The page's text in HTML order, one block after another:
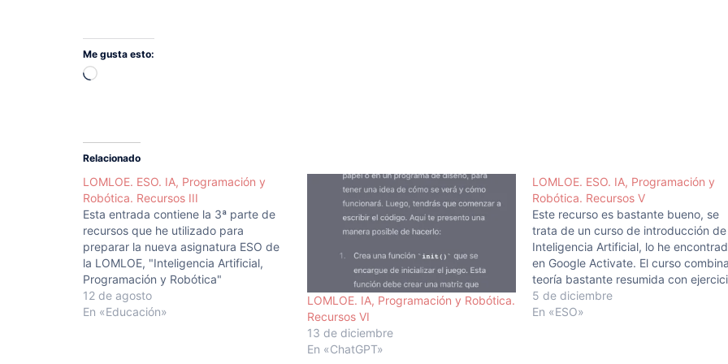
Me gusta esto:
Cargando...
Relacionado
LOMLOE. ESO. IA, Programación y
Robótica. Recursos III
Esta entrada contiene la 3ª parte de
recursos que he utilizado para
preparar la nueva asignatura ESO de
la LOMLOE, "Inteligencia Artificial,
Programación y Robótica"
Fundamentos de la IA: Cómo aprende
nuestro cerebro - Daniel Rocandio
12 de agosto
En «Educación»
LOMLOE. IA, Programación y Robótica.
Recursos VI
13 de diciembre
En «ChatGPT»
LOMLOE. ESO. IA, Programación y
Robótica. Recursos V
Este recurso es bastante bueno, se
trata de un curso de introducción de
Inteligencia Artificial, lo he
en Google Activate. El curso combina
teoría bastante resumida con
tipo test. El bloque de Inteligencia
Artificial de la asignatura, creo que es
5 de diciembre
En «ESO»